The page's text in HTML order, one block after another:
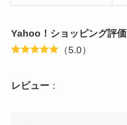
Yahoo！ショッピング評価
（5.0）
レビュー ：